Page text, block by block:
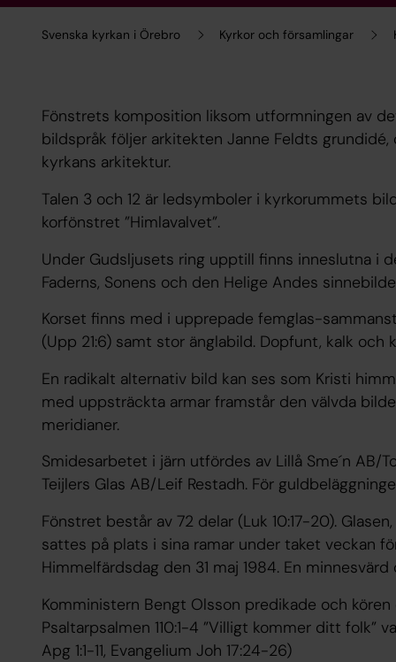
Svenska kyrkan i Örebro Kyrkor och församlingar
Fönstrets komposition liksom utformningen av
bildspråk följer arkitekten Janne Feldts
kyrkans arkitektur.
Talen 3 och 12 är ledsymboler i kyrkorummets
korfönstret ”Himlavalvet”.
Under Gudsljusets ring upptill finns inneslutna i
Faderns, Sonens och den Helige Andes
Korset finns med i upprepade femglas-
(Upp 21:6) samt stor änglabild. Dopfunt, kalk
En radikalt alternativ bild kan ses som Kristi
med uppsträckta armar framstår den välvda
meridianer.
Smidesarbetet i järn utfördes av Lillå Sme´n AB/
Teijlers Glas AB/Leif Restadh. För
Fönstret består av 72 delar (Luk 10:17-20).
sattes på plats i sina ramar under taket veckan
Himmelfärdsdag den 31 maj 1984. En
Komministern Bengt Olsson predikade och
Psaltarpsalmen 110:1-4 ”Villigt kommer ditt folk”
Apg 1:1-11, Evangelium Joh 17:24-26)